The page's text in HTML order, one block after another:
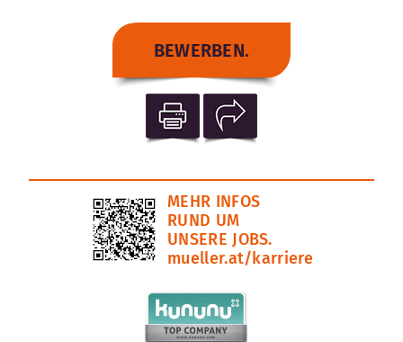
BEWERBEN.
MEHR INFOS
RUND UM
UNSERE JOBS.
mueller.at/karriere